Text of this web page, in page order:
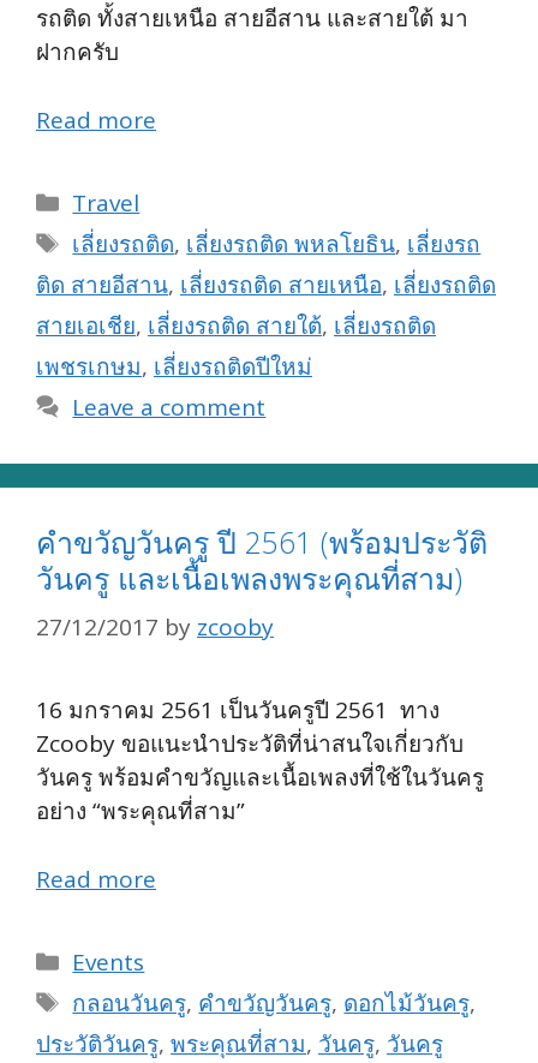
รถติด ทั้งสายเหนือ สายอีสาน และสายใต้ มา
ฝากครับ
Read more
Categories
Travel
Tags
เลี่ยงรถติด, เลี่ยงรถติด พหลโยธิน, เลี่ยงรถ
ติด สายอีสาน, เลี่ยงรถติด สายเหนือ, เลี่ยงรถติด
สายเอเชีย, เลี่ยงรถติด สายใต้, เลี่ยงรถติด
เพชรเกษม, เลี่ยงรถติดปีใหม่
Leave a comment
คำขวัญวันครู ปี 2561 (พร้อมประวัติ
วันครู และเนื้อเพลงพระคุณที่สาม)
27/12/2017 by zcooby
16 มกราคม 2561 เป็นวันครูปี 2561 ทาง
Zcooby ขอแนะนำประวัติที่น่าสนใจเกี่ยวกับ
วันครู พร้อมคำขวัญและเนื้อเพลงที่ใช้ในวันครู
อย่าง “พระคุณที่สาม”
Read more
Categories
Events
Tags
กลอนวันครู, คำขวัญวันครู, ดอกไม้วันครู,
ประวัติวันครู, พระคุณที่สาม, วันครู, วันครู